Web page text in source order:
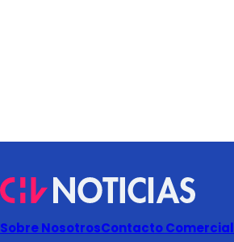
Sobre NosotrosContacto Comercial